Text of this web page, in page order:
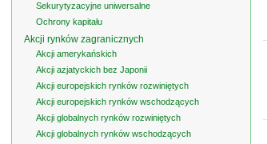
Sekurytyzacyjne uniwersalne
Ochrony kapitału
Akcji rynków zagranicznych
Akcji amerykańskich
Akcji azjatyckich bez Japonii
Akcji europejskich rynków rozwiniętych
Akcji europejskich rynków wschodzących
Akcji globalnych rynków rozwiniętych
Akcji globalnych rynków wschodzących